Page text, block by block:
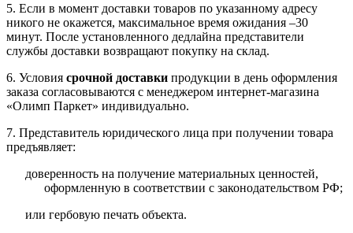
5. Если в момент доставки товаров по указанному адресу
никого не окажется, максимальное время ожидания –30
минут. После установленного дедлайна представители
службы доставки возвращают покупку на склад.
6. Условия срочной доставки продукции в день оформления
заказа согласовываются с менеджером интернет-магазина
«Олимп Паркет» индивидуально.
7. Представитель юридического лица при получении товара
предъявляет:
доверенность на получение материальных ценностей,
оформленную в соответствии с законодательством РФ;
или гербовую печать объекта.